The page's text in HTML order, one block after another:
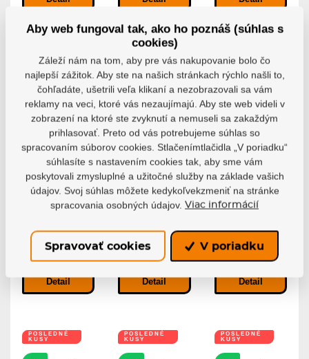
KUSY
-31%
Brankárska
hokejka
Brian’s GSP3
SR
Profesionálna
brankárska...
Skladom
156,68 €
107,44 €
Detail
KUSY
Brankárska
hokejka CCM
EFlex 3 SR
Brankárska
hokejka CCM...
Skladom
184,58 €
138,45 €
Detail
KUSY
-28%
Brankárska
hokejka
Sher-Wood
FC500 INT
Brankárska
Skladom
97,11 €
70,24 €
Detail
POSLEDNÉ
KUSY
POSLEDNÉ
KUSY
POSLEDNÉ
KUSY
Aby web fungoval tak, ako ho poznáš (súhlas s
cookies)
Záleží nám na tom, aby pre vás nakupovanie bolo čo
najlepší zážitok. Aby ste na našich stránkach rýchlo našli to,
čohľadáte, ušetrili veľa klikaní a nezobrazovali sa vám
reklamy na veci, ktoré vás nezaujímajú. Aby ste web videli v
zobrazení na ktoré ste zvyknutí a nemuseli sa zakaždým
prihlasovať. Preto od vás potrebujeme súhlas so
spracovaním súborov cookies. Stlačenímtlačidla „V poriadku“
súhlasíte s nastavením cookies tak, aby sme vám
poskytovali zmysluplné a užitočné služby na základe vašich
údajov. Svoj súhlas môžete kedykoľvekzmeniť na stránke
spracovania osobných údajov. Viac informácií
Spravovať cookies V poriadku